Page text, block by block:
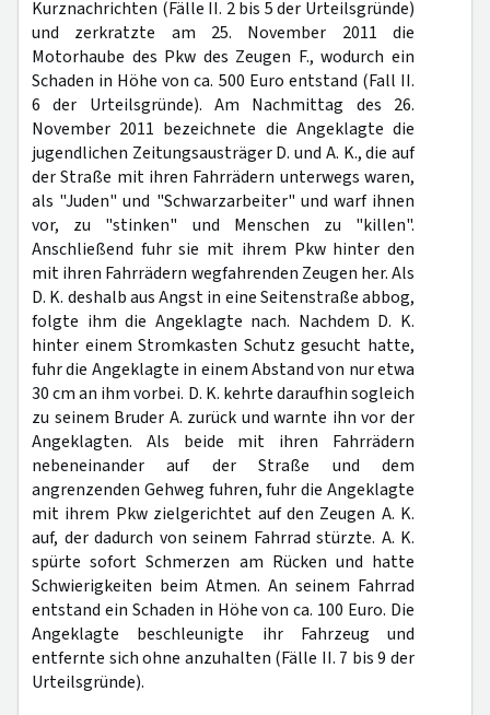
Kurznachrichten (Fälle II. 2 bis 5 der Urteilsgründe)
und zerkratzte am 25. November 2011 die
Motorhaube des Pkw des Zeugen F., wodurch ein
Schaden in Höhe von ca. 500 Euro entstand (Fall II.
6 der Urteilsgründe). Am Nachmittag des 26.
November 2011 bezeichnete die Angeklagte die
jugendlichen Zeitungsausträger D. und A. K., die auf
der Straße mit ihren Fahrrädern unterwegs waren,
als "Juden" und "Schwarzarbeiter" und warf ihnen
vor, zu "stinken" und Menschen zu "killen".
Anschließend fuhr sie mit ihrem Pkw hinter den
mit ihren Fahrrädern wegfahrenden Zeugen her. Als
D. K. deshalb aus Angst in eine Seitenstraße abbog,
folgte ihm die Angeklagte nach. Nachdem D. K.
hinter einem Stromkasten Schutz gesucht hatte,
fuhr die Angeklagte in einem Abstand von nur etwa
30 cm an ihm vorbei. D. K. kehrte daraufhin sogleich
zu seinem Bruder A. zurück und warnte ihn vor der
Angeklagten. Als beide mit ihren Fahrrädern
nebeneinander auf der Straße und dem
angrenzenden Gehweg fuhren, fuhr die Angeklagte
mit ihrem Pkw zielgerichtet auf den Zeugen A. K.
auf, der dadurch von seinem Fahrrad stürzte. A. K.
spürte sofort Schmerzen am Rücken und hatte
Schwierigkeiten beim Atmen. An seinem Fahrrad
entstand ein Schaden in Höhe von ca. 100 Euro. Die
Angeklagte beschleunigte ihr Fahrzeug und
entfernte sich ohne anzuhalten (Fälle II. 7 bis 9 der
Urteilsgründe).